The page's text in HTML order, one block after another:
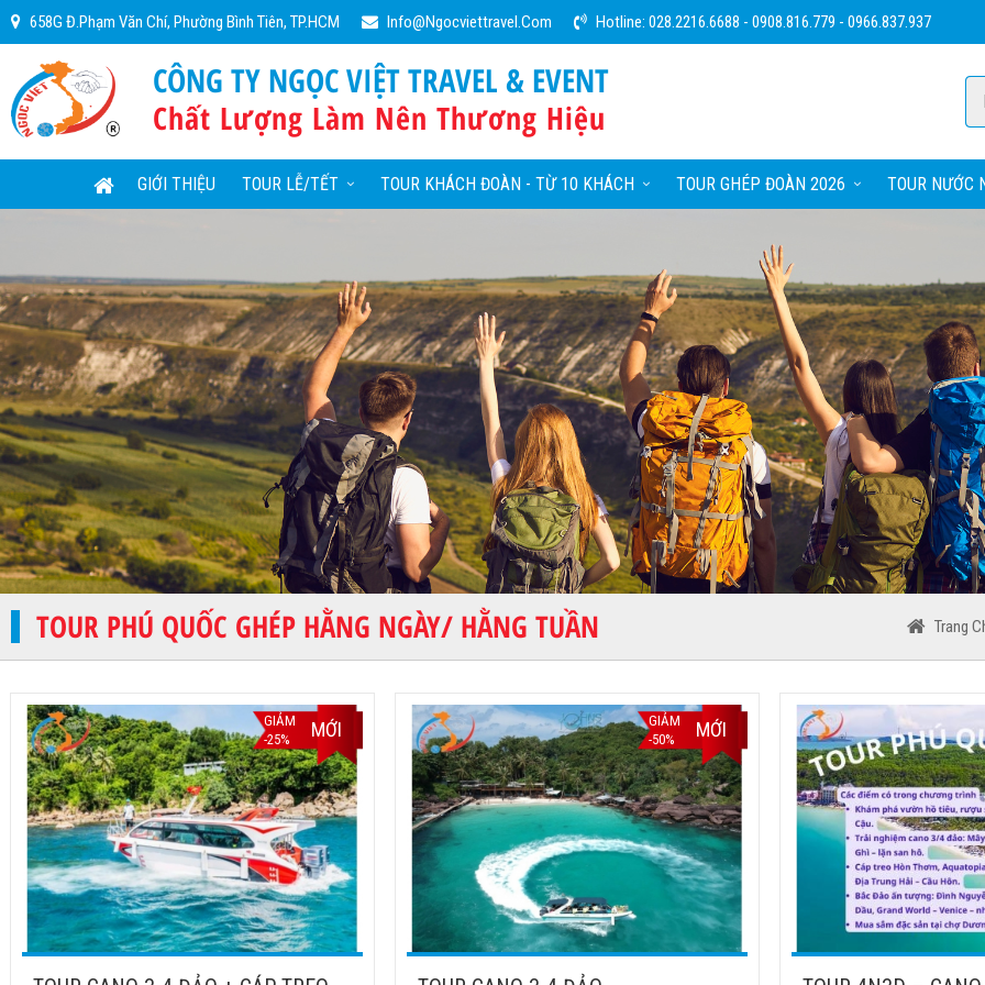
658G Đ.Phạm Văn Chí, Phường Bình Tiên, TP.HCM Info@ngocviettravel.com Hotline: 028.2216.6688 - 0908.816.779 - 0966.837.937
CÔNG TY NGỌC VIỆT TRAVEL & EVENT
Chất Lượng Làm Nên Thương Hiệu
GIỚI THIỆU TOUR LỄ/TẾT TOUR KHÁCH ĐOÀN - TỪ 10 KHÁCH TOUR GHÉP ĐOÀN 2026 TOUR NƯỚC
TOUR PHÚ QUỐC GHÉP HẰNG NGÀY/ HẰNG TUẦN Trang
GIẢM
-25%
MỚI
GIẢM
-50%
MỚI